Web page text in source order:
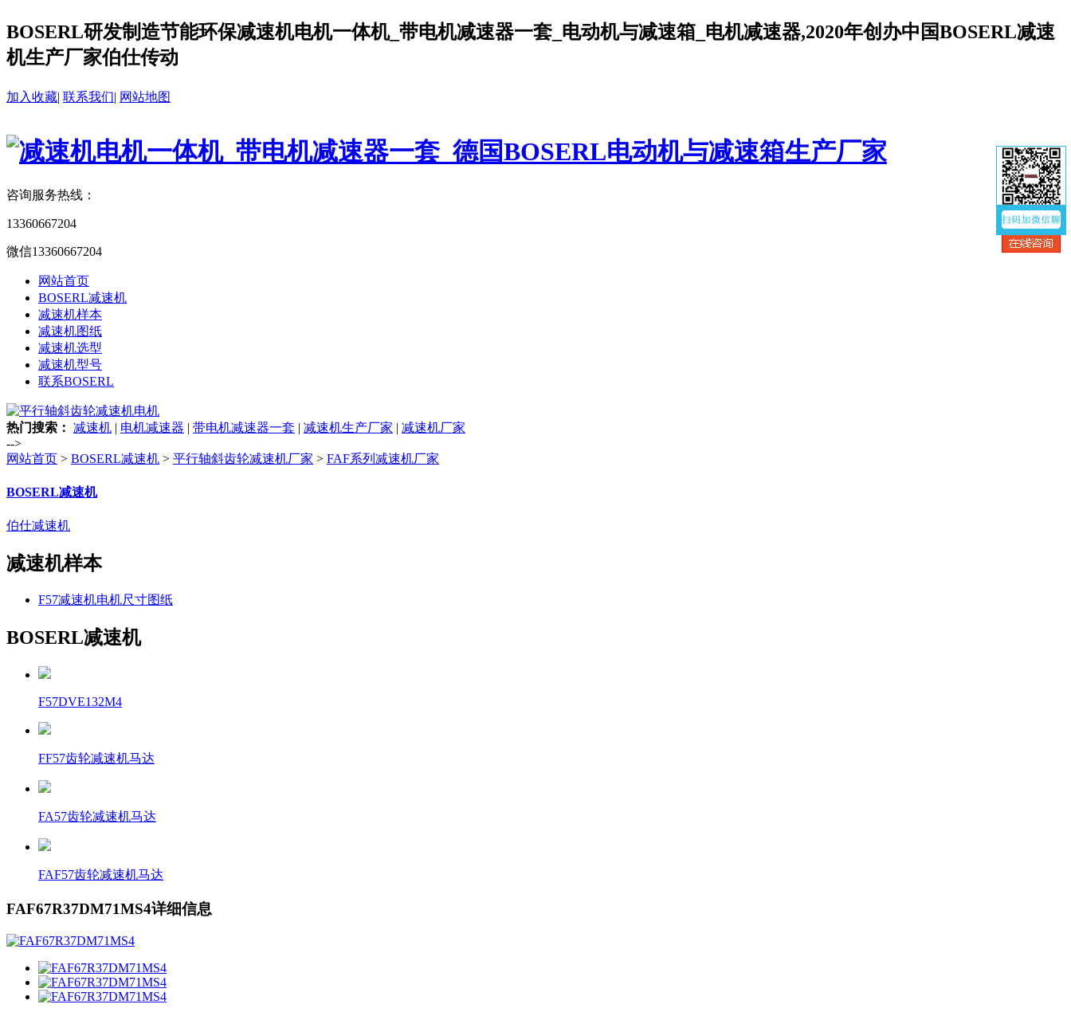
BOSERL研发制造节能环保减速机电机一体机_带电机减速器一套_电动机与减速箱_电机减速器,2020年创办中国BOSERL减速
机生产厂家伯仕传动
加入收藏| 联系我们| 网站地图
咨询服务热线：
13360667204
微信13360667204
网站首页
BOSERL减速机
减速机样本
减速机图纸
减速机选型
减速机型号
联系BOSERL
热门搜索： 减速机 | 电机减速器 | 带电机减速器一套 | 减速机生产厂家 | 减速机厂家
-->
网站首页 > BOSERL减速机 > 平行轴斜齿轮减速机厂家 > FAF系列减速机厂家
BOSERL减速机
伯仕减速机
减速机样本
F57减速机电机尺寸图纸
BOSERL减速机
F57DVE132M4
FF57齿轮减速机马达
FA57齿轮减速机马达
FAF57齿轮减速机马达
FAF67R37DM71MS4详细信息